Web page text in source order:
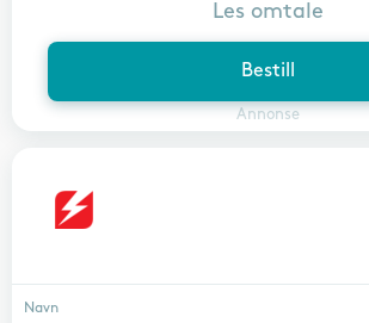
Bestill
Annonse
Les omtale
Navn